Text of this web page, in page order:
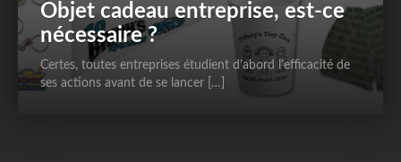
Objet cadeau entreprise, est-ce
nécessaire ?
Certes, toutes entreprises étudient d’abord l’efficacité de
ses actions avant de se lancer […]